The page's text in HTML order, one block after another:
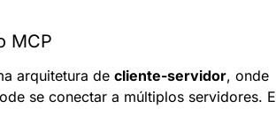
MCP
arquitetura de cliente-servidor, onde
se conectar a múltiplos servidores.